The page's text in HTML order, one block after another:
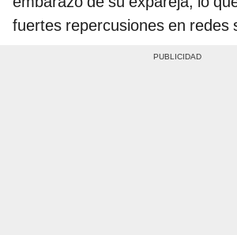
fuertes repercusiones en redes